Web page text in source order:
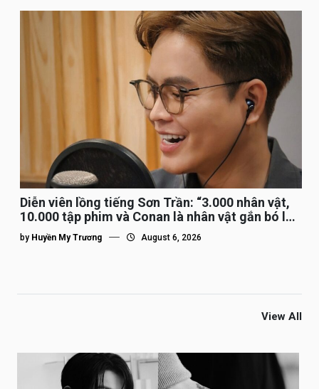
Diễn viên lồng tiếng Sơn Trần: “3.000 nhân vật,
10.000 tập phim và Conan là nhân vật gắn bó lâu
nhất”
by Huyền My Trương August 6, 2026
View All